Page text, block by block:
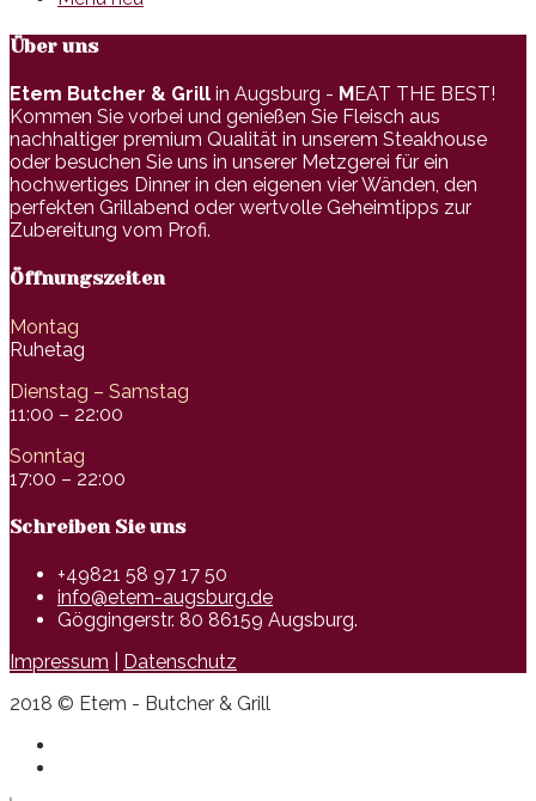
Über uns
Etem Butcher & Grill in Augsburg - MEAT THE BEST!
Kommen Sie vorbei und genießen Sie Fleisch aus
nachhaltiger premium Qualität in unserem Steakhouse
oder besuchen Sie uns in unserer Metzgerei für ein
hochwertiges Dinner in den eigenen vier Wänden, den
perfekten Grillabend oder wertvolle Geheimtipps zur
Zubereitung vom Profi.
Öffnungszeiten
Montag
Ruhetag
Dienstag – Samstag
11:00 – 22:00
Sonntag
17:00 – 22:00
Schreiben Sie uns
+49821 58 97 17 50
info@etem-augsburg.de
Göggingerstr. 80 86159 Augsburg.
Impressum
Datenschutz
2018 © Etem - Butcher & Grill